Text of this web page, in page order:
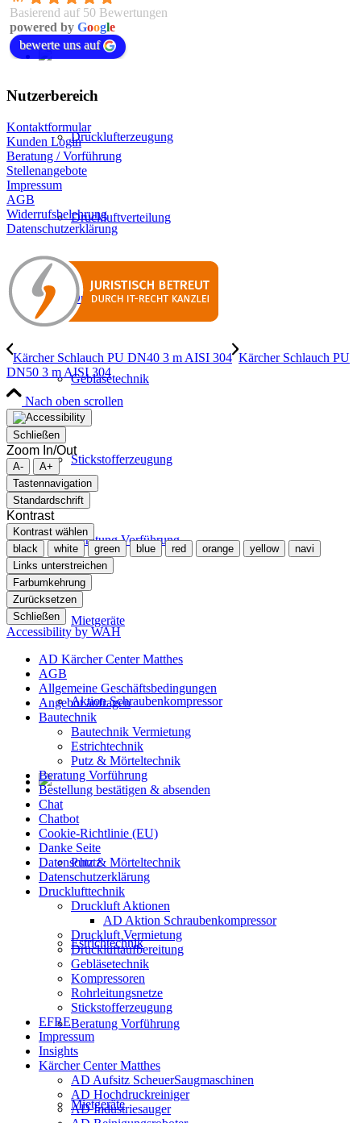
Drucklufterzeugung
Druckluftverteilung
Druckluftaufbereitung
Gebläsetechnik
Stickstofferzeugung
Beratung Vorführung
Mietgeräte
Aktion Schraubenkompressor
Putz & Mörteltechnik
Estrichtechnik
Beratung Vorführung
Mietgeräte
Basierend auf 50 Bewertungen
powered by Google
bewerte uns auf
Nutzerbereich
Kontaktformular
Kunden Login
Beratung / Vorführung
Stellenangebote
Impressum
AGB
Widerrufsbelehrung
Datenschutzerklärung
Kärcher Schlauch PU DN40 3 m AISI 304 Kärcher Schlauch PU
DN50 3 m AISI 304
Nach oben scrollen
Schließen
Zoom In/Out
A-
A+
Tastennavigation
Standardschrift
Kontrast
Kontrast wählen
black
white green blue red orange yellow
navi
Links unterstreichen
Farbumkehrung
Zurücksetzen
Schließen
Accessibility by WAH
AD Kärcher Center Matthes
AGB
Allgemeine Geschäftsbedingungen
Angebot anfragen
Bautechnik
Bautechnik Vermietung
Estrichtechnik
Putz & Mörteltechnik
Beratung Vorführung
Bestellung bestätigen & absenden
Chat
Chatbot
Cookie-Richtlinie (EU)
Danke Seite
Datenschutz
Datenschutzerklärung
Drucklufttechnik
Druckluft Aktionen
AD Aktion Schraubenkompressor
Druckluft Vermietung
Druckluftaufbereitung
Gebläsetechnik
Kompressoren
Rohrleitungsnetze
Stickstofferzeugung
EFRE
Impressum
Insights
Kärcher Center Matthes
AD Aufsitz ScheuerSaugmaschinen
AD Hochdruckreiniger
AD Industriesauger